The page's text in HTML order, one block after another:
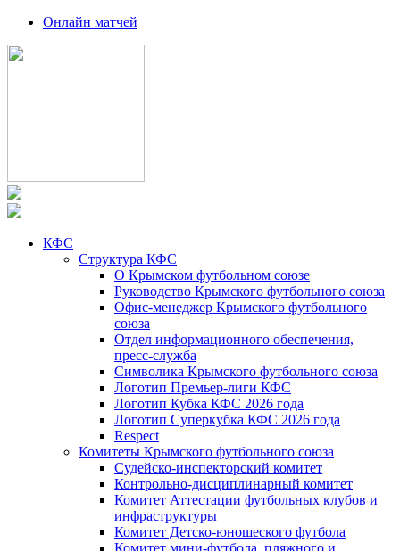
Онлайн матчей
КФС
Структура КФС
О Крымском футбольном союзе
Руководство Крымского футбольного союза
Офис-менеджер Крымского футбольного
союза
Отдел информационного обеспечения,
пресс-служба
Символика Крымского футбольного союза
Логотип Премьер-лиги КФС
Логотип Кубка КФС 2026 года
Логотип Суперкубка КФС 2026 года
Respect
Комитеты Крымского футбольного союза
Судейско-инспекторский комитет
Контрольно-дисциплинарный комитет
Комитет Аттестации футбольных клубов и
инфраструктуры
Комитет Детско-юношеского футбола
Комитет мини-футбола, пляжного и